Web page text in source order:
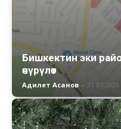
Бишкектин эки
өчүрүлөт
Адилет Асанов - 31.07.2026